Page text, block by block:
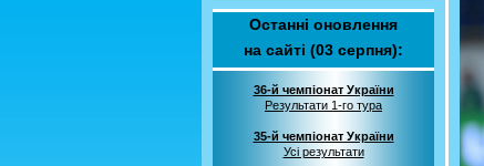
Останні оновлення
на сайті (03 серпня):
36-й чемпіонат України
Результати 1-го тура
35-й чемпіонат України
Усі результати